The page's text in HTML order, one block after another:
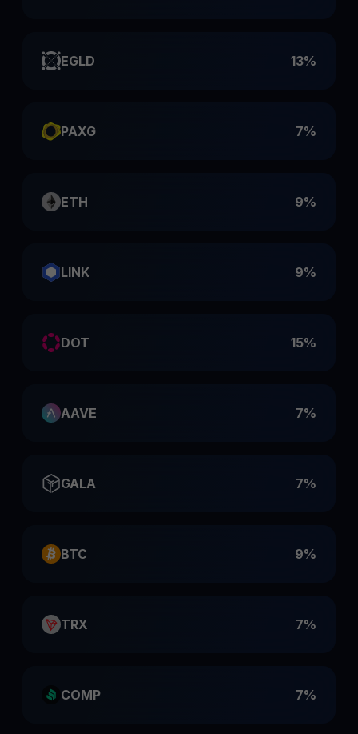
EGLD 13%
PAXG 7%
ETH 9%
LINK 9%
DOT 15%
AAVE 7%
GALA 7%
BTC 9%
TRX 7%
COMP 7%